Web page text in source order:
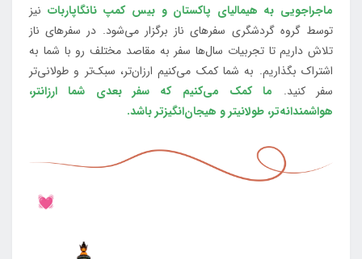
ماجراجویی به هیمالیای پاکستان و بیس کمپ نانگاپاربات نیز
توسط گروه گردشگری سفرهای ناز برگزار می‌شود. در سفرهای ناز
تلاش داریم تا تجربیات سال‌ها سفر به مقاصد مختلف رو با شما به
اشتراک بگذاریم. به شما کمک می‌کنیم ارزان‌تر، سبک‌تر و طولانی‌تر
سفر کنید. ما کمک می‌کنیم که سفر بعدی شما ارزانتر،
هواشمندانه‌تر، طولانی‎تر و هیجان‌انگیزتر باشد.